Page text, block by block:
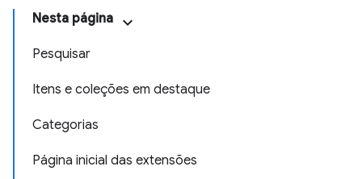
Nesta página
Pesquisar
Itens e coleções em destaque
Categorias
Página inicial das extensões